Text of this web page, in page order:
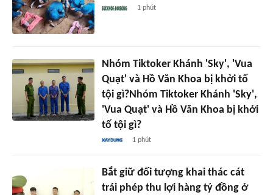
1 phút
Nhóm Tiktoker Khánh 'Sky', 'Vua
Quạt' và Hồ Văn Khoa bị khởi tố
tội gì?Nhóm Tiktoker Khánh 'Sky',
'Vua Quạt' và Hồ Văn Khoa bị khởi
tố tội gì?
1 phút
Bắt giữ đối tượng khai thác cát
trái phép thu lợi hàng tỷ đồng ở